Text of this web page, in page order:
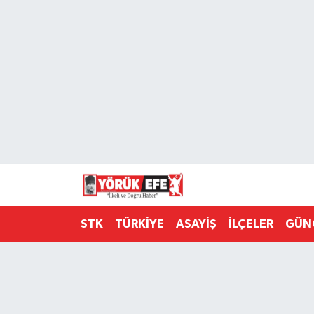
STK TÜRKİYE ASAYİŞ İLÇELER
Süper Lig Puan Durumu ve Fikstür
Tüm Manşetler